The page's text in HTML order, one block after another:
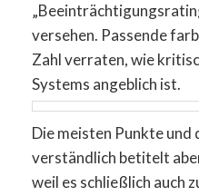
versehen. Passende
Zahl verraten, wie
Systems angeblich ist.
Die meisten Punkte und
verständlich betitelt
weil es schließlich auch